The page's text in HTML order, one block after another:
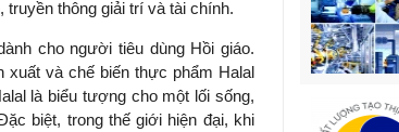
thông giải trí và tài chính.
cho người tiêu dùng Hồi giáo.
và chế biến thực phẩm Halal
là biểu tượng cho một lối sống,
biệt, trong thế giới hiện đại, khi